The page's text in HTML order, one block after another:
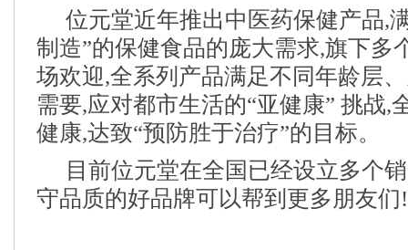
位元堂近年推出中医药保健产品,
制造”的保健食品的庞大需求,旗下多
场欢迎,全系列产品满足不同年龄层
需要,应对都市生活的“亚健康” 挑战,
健康,达致“预防胜于治疗”的目标。
目前位元堂在全国已经设立多个
守品质的好品牌可以帮到更多朋友们!